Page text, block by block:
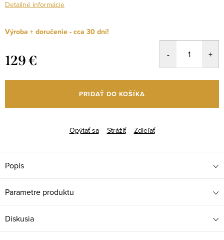
Detailné informácie
Výroba + doručenie - cca 30 dní!
129 €
cena:
PRIDAŤ DO KOŠÍKA
Opýtať sa Strážiť Zdieľať
Popis
Parametre produktu
Diskusia